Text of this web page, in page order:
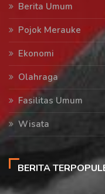
Berita Umum
Pojok Merauke
Ekonomi
Olahraga
Fasilitas Umum
Wisata
BERITA